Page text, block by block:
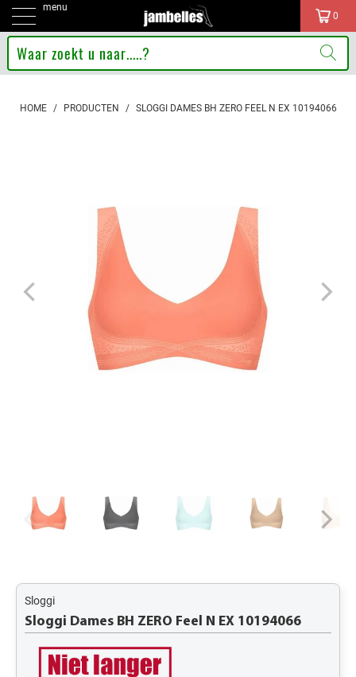
menu
0
HOME / PRODUCTEN / SLOGGI DAMES BH ZERO FEEL N EX 10194066
Sloggi
Sloggi Dames BH ZERO Feel N EX 10194066